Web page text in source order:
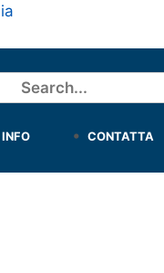
INFO CONTATTA